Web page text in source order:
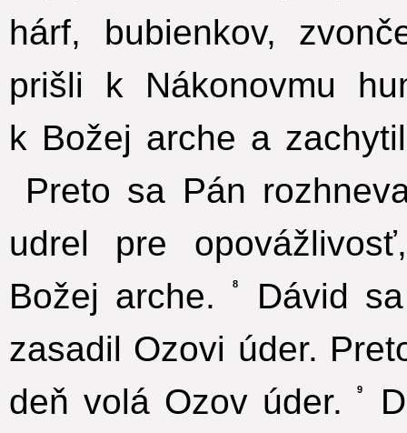
hárf, bubienkov,
prišli k Nákonovmu
k Božej arche a
Preto sa Pán
udrel pre
Božej arche.
8
Dávid
zasadil Ozovi úder.
deň volá Ozov úder.
9